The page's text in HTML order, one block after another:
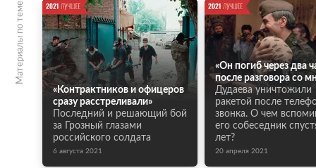
Материалы по теме
«Контрактников и офицеров
сразу расстреливали»
Последний и решающий бой
за Грозный глазами
российского солдата
6 августа 2021
«Он погиб через два
после разговора со
Дудаева уничтожили
ракетой после
звонка. О чем
его собеседник
лет?
20 апреля 2021